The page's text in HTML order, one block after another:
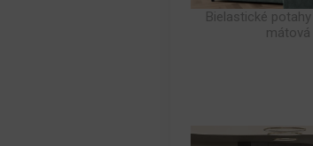
Bielastické potahy
mátová